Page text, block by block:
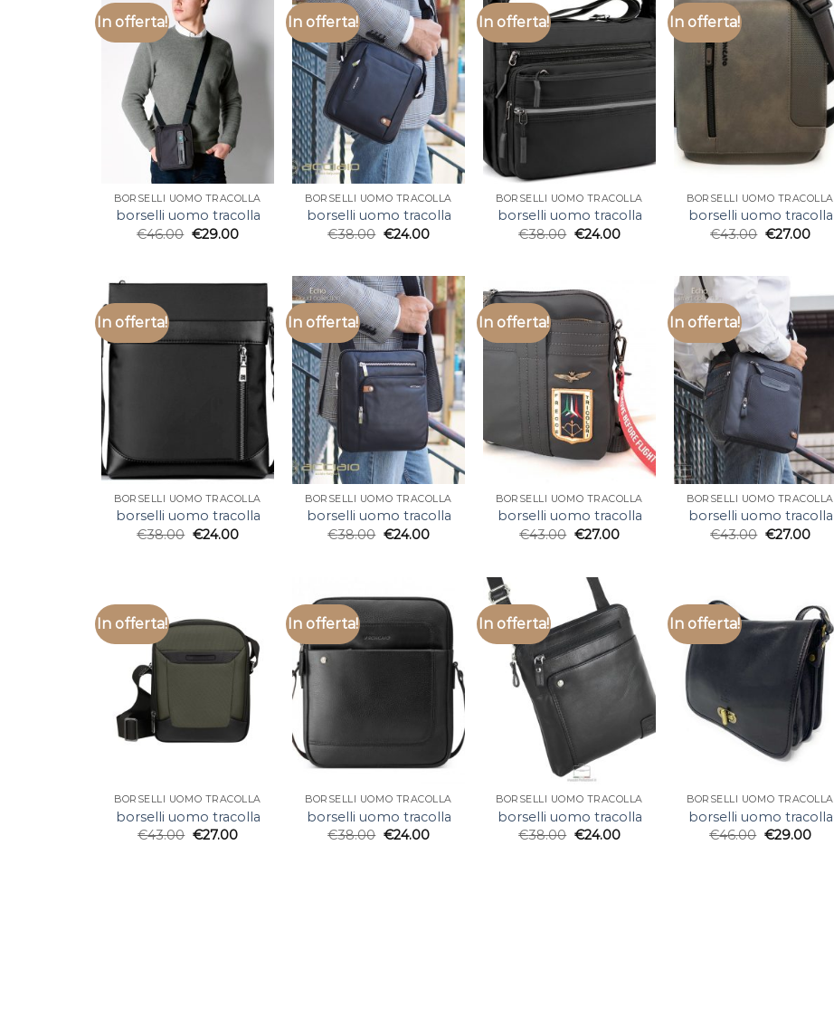
In offerta!
BORSELLI UOMO TRACOLLA
borselli uomo tracolla
€46.00 €29.00
In offerta!
BORSELLI UOMO TRACOLLA
borselli uomo tracolla
€38.00 €24.00
In offerta!
BORSELLI UOMO TRACOLLA
borselli uomo tracolla
€38.00 €24.00
In offerta!
BORSELLI UOMO TRACOLLA
borselli uomo tracolla
€43.00 €27.00
In offerta!
BORSELLI UOMO TRACOLLA
borselli uomo tracolla
€38.00 €24.00
In offerta!
BORSELLI UOMO TRACOLLA
borselli uomo tracolla
€38.00 €24.00
In offerta!
BORSELLI UOMO TRACOLLA
borselli uomo tracolla
€43.00 €27.00
In offerta!
BORSELLI UOMO TRACOLLA
borselli uomo tracolla
€43.00 €27.00
In offerta!
BORSELLI UOMO TRACOLLA
borselli uomo tracolla
€43.00 €27.00
In offerta!
BORSELLI UOMO TRACOLLA
borselli uomo tracolla
€38.00 €24.00
In offerta!
BORSELLI UOMO TRACOLLA
borselli uomo tracolla
€38.00 €24.00
In offerta!
BORSELLI UOMO TRACOLLA
borselli uomo tracolla
€46.00 €29.00